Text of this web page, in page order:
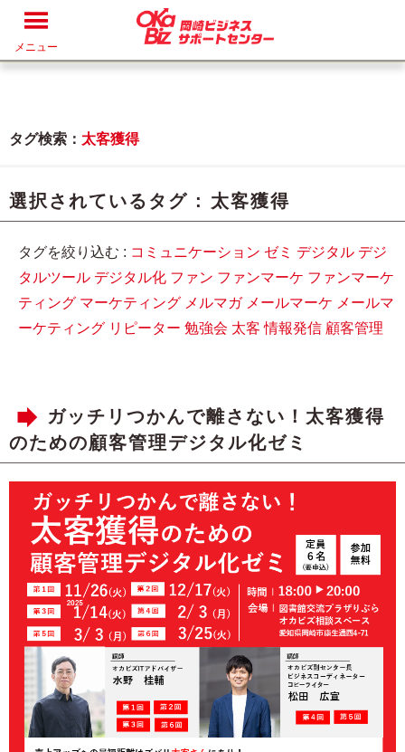
メニュー
タグ検索： 太客獲得
選択されているタグ : 太客獲得
タグを絞り込む : コミュニケーション ゼミ デジタル デジ
タルツール デジタル化 ファン ファンマーケ ファンマーケ
ティング マーケティング メルマガ メールマーケ メールマ
ーケティング リピーター 勉強会 太客 情報発信 顧客管理
ガッチリつかんで離さない！太客獲得
のための顧客管理デジタル化ゼミ